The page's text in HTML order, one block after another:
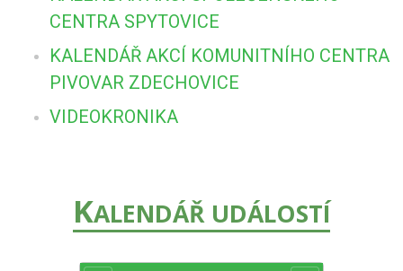
CENTRA SPYTOVICE
KALENDÁŘ AKCÍ KOMUNITNÍHO CENTRA
PIVOVAR ZDECHOVICE
VIDEOKRONIKA
KALENDÁŘ UDÁLOSTÍ